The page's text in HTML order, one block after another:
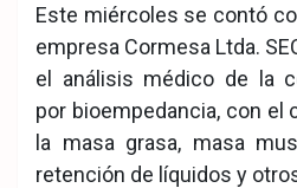
Este miércoles se contó
empresa Cormesa Ltda.
el análisis médico de la
por bioempedancia, con el
la masa grasa, masa
retención de líquidos y